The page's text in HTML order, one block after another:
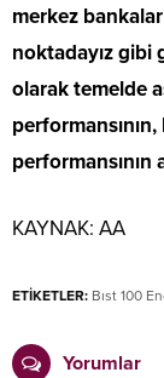
merkez
noktadayız gibi
olarak temelde
KAYNAK: AA
ETİKETLER: Bıst 100
Yorumlar